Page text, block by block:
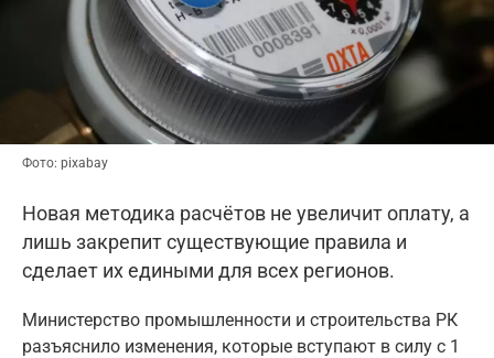
Фото: pixabay
Новая методика расчётов не увеличит оплату, а
лишь закрепит существующие правила и
сделает их едиными для всех регионов.
Министерство промышленности и строительства РК
разъяснило изменения, которые вступают в силу с 1